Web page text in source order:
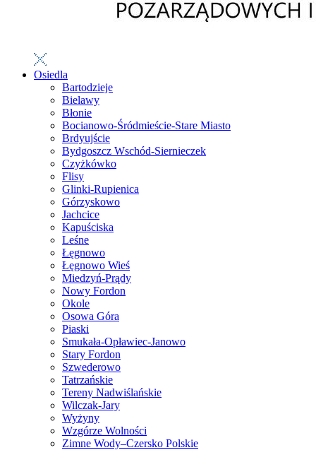
Osiedla
Bartodzieje
Bielawy
Błonie
Bocianowo-Śródmieście-Stare Miasto
Brdyujście
Bydgoszcz Wschód-Siernieczek
Czyżkówko
Flisy
Glinki-Rupienica
Górzyskowo
Jachcice
Kapuściska
Leśne
Łęgnowo
Łęgnowo Wieś
Miedzyń-Prądy
Nowy Fordon
Okole
Osowa Góra
Piaski
Smukała-Opławiec-Janowo
Stary Fordon
Szwederowo
Tatrzańskie
Tereny Nadwiślańskie
Wilczak-Jary
Wyżyny
Wzgórze Wolności
Zimne Wody–Czersko Polskie